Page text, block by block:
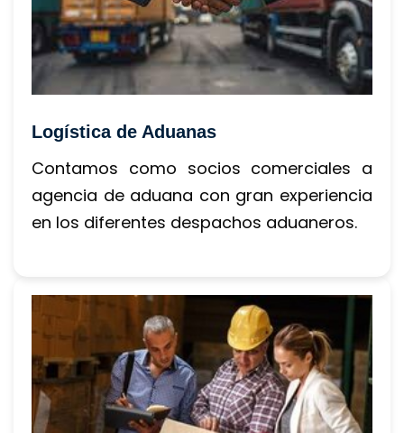
Logística de Aduana
Contamos como socios comerciales a
agencia de aduana con gran experiencia
en los diferentes despachos aduaneros.